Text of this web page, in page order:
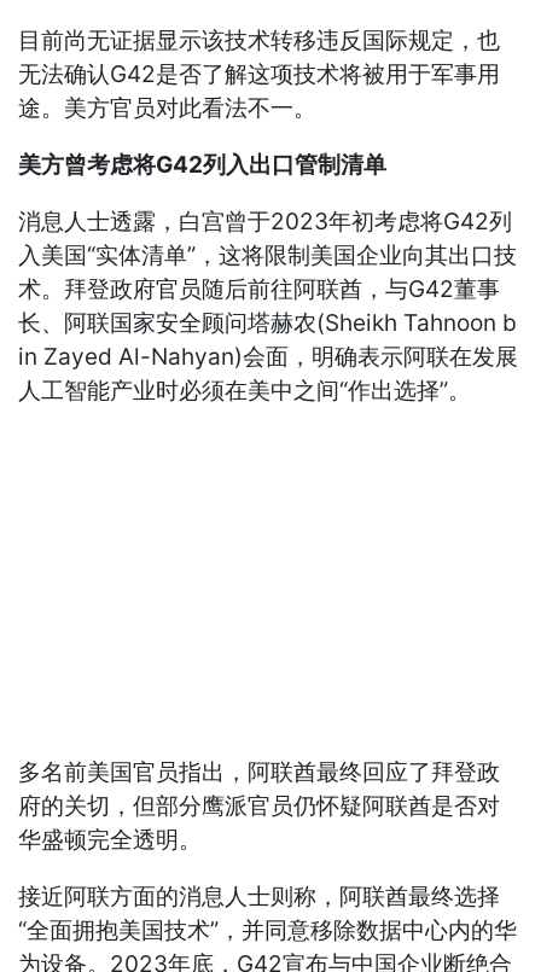
目前尚无证据显示该技术转移违反国际规定，也
无法确认G42是否了解这项技术将被用于军事用
途。美方官员对此看法不一。
美方曾考虑将G42列入出口管制清单
消息人士透露，白宫曾于2023年初考虑将G42列
入美国“实体清单”，这将限制美国企业向其出口技
术。拜登政府官员随后前往阿联酋，与G42董事
长、阿联国家安全顾问塔赫农(Sheikh Tahnoon b
in Zayed Al-Nahyan)会面，明确表示阿联在发展
人工智能产业时必须在美中之间“作出选择”。
多名前美国官员指出，阿联酋最终回应了拜登政
府的关切，但部分鹰派官员仍怀疑阿联酋是否对
华盛顿完全透明。
接近阿联方面的消息人士则称，阿联酋最终选择
“全面拥抱美国技术”，并同意移除数据中心内的华
为设备。2023年底，G42宣布与中国企业断绝合